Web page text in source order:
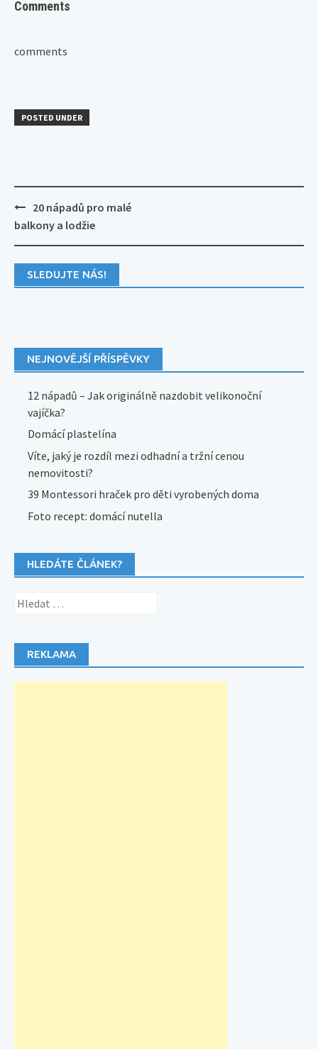
Comments
comments
POSTED UNDER
Post
navigation
20 nápadů pro malé
balkony a lodžie
SLEDUJTE NÁS!
NEJNOVĚJŠÍ PŘÍSPĚVKY
12 nápadů – Jak originálně nazdobit velikonoční
vajíčka?
Domácí plastelína
Víte, jaký je rozdíl mezi odhadní a tržní cenou
nemovitosti?
39 Montessori hraček pro děti vyrobených doma
Foto recept: domácí nutella
HLEDÁTE ČLÁNEK?
Vyhledávání
REKLAMA